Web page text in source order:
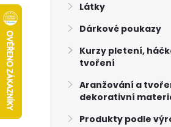
Látky
Dárkové poukazy
Kurzy pletení,
tvoření
Aranžování a
dekorativní
Produkty podle